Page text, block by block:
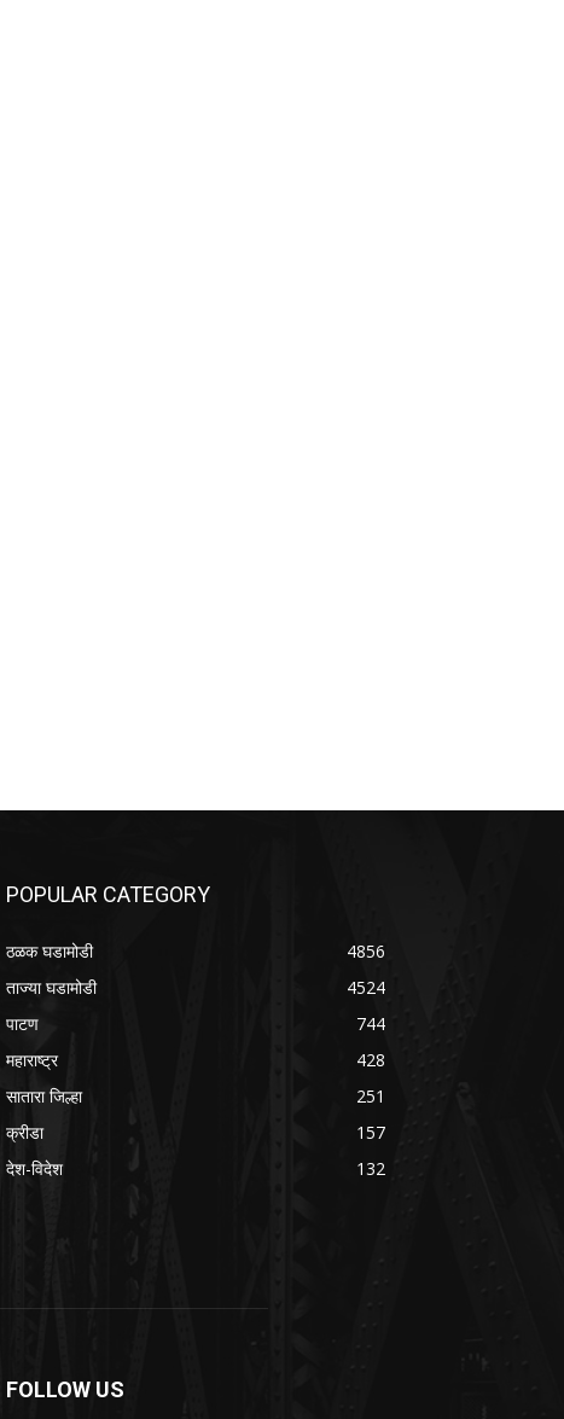
POPULAR CATEGORY
ठळक घडामोडी
4856
ताज्या घडामोडी
4524
पाटण
744
महाराष्ट्र
428
सातारा जिल्हा
251
क्रीडा
157
देश-विदेश
132
FOLLOW US